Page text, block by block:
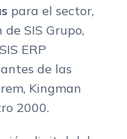
para el sector,
SIS Grupo,
ERP
de las
Kingman
2000.